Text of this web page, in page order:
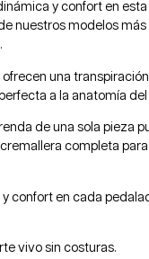
y confort en
nuestros modelos más
una
a la anatomía del
de una sola pieza
completa
confort en cada
vivo sin costuras.